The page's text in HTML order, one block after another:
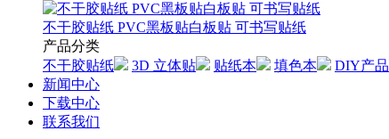
不干胶贴纸 PVC黑板贴白板贴 可书写贴纸
产品分类
不干胶贴纸
3D 立体贴 贴纸本 填色本
DIY产品
新闻中心
下载中心
联系我们